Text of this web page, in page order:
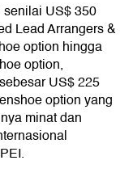
US$ 350
Lead Arrangers &
option hingga
option,
US$ 225
option yang
minat dan